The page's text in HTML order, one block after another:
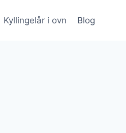
Kyllingelår i ovn Blog